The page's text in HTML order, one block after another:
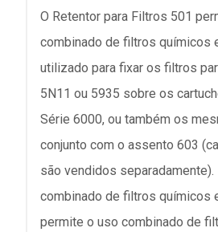
O Retentor para Filtros 501
combinado de filtros químicos
utilizado para fixar os filtros
5N11 ou 5935 sobre os
Série 6000, ou também os
conjunto com o assento 603
são vendidos
combinado de filtros químicos
permite o uso combinado de